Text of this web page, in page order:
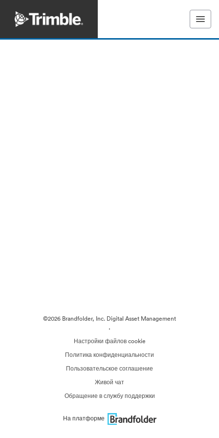
©2026 Brandfolder, Inc. Digital Asset Management
·
Настройки файлов cookie
Политика конфиденциальности
Пользовательское соглашение
Живой чат
Обращение в службу поддержки
На платформе